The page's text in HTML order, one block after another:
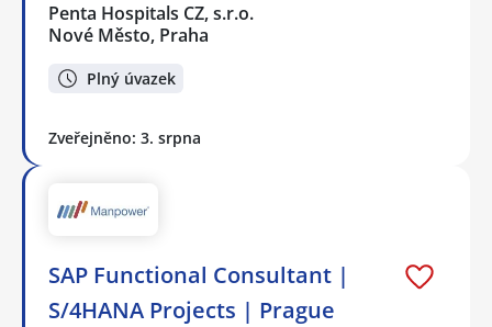
Penta Hospitals CZ, s.r.o.
Nové Město, Praha
Plný úvazek
Zveřejněno: 3. srpna
SAP Functional Consultant |
S/4HANA Projects | Prague